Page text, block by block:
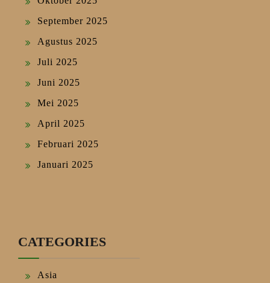
September 2025
Agustus 2025
Juli 2025
Juni 2025
Mei 2025
April 2025
Februari 2025
Januari 2025
CATEGORIES
Asia